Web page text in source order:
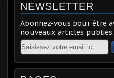
NEWSLETTER
Abonnez-vous pour être
nouveaux articles publiés.
Email